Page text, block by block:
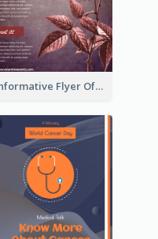
Informative Flyer Of Valentine Activities In Dark Colour Tone